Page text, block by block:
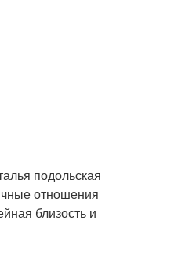
подольская
отношения
близость и